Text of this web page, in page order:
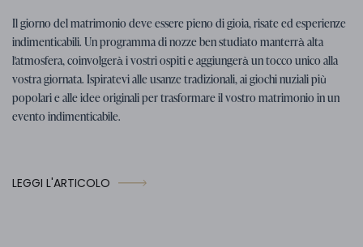
Programma di nozze: suggerimenti
per attività di nozze divertenti
Il giorno del matrimonio deve essere pieno di gioia, risate ed esperienze
indimenticabili. Un programma di nozze ben studiato manterrà alta
l'atmosfera, coinvolgerà i vostri ospiti e aggiungerà un tocco unico alla
vostra giornata. Ispiratevi alle usanze tradizionali, ai giochi nuziali più
popolari e alle idee originali per trasformare il vostro matrimonio in un
evento indimenticabile.
LEGGI L'ARTICOLO